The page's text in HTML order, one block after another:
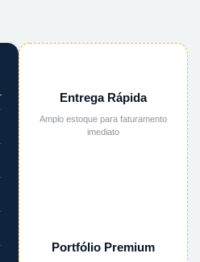
Entrega Rápida
Amplo estoque para faturamento
imediato
Portfólio Premium